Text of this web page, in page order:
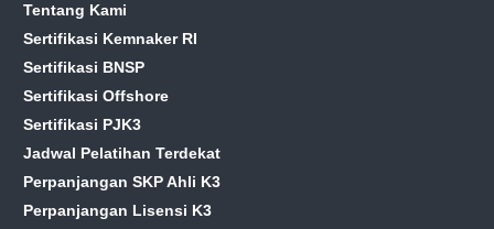
Tentang Kami
Sertifikasi Kemnaker RI
Sertifikasi BNSP
Sertifikasi Offshore
Sertifikasi PJK3
Jadwal Pelatihan Terdekat
Perpanjangan SKP Ahli K3
Perpanjangan Lisensi K3